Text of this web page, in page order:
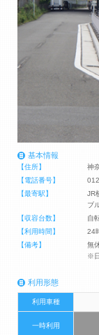
基本情報
【住所】
神
【電話番号】
【最寄駅】
JR
ブ
【収容台数】
自
【利用時間】
24
【備考】
無
※
利用形態
利用車種
一時利用